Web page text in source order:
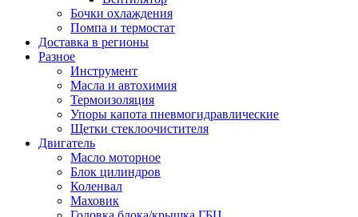
Бочки охлаждения
Помпа и термостат
Доставка в регионы
Разное
Инструмент
Масла и автохимия
Термоизоляция
Упоры капота пневмогидравлические
Щетки стеклоочистителя
Двигатель
Масло моторное
Блок цилиндров
Коленвал
Маховик